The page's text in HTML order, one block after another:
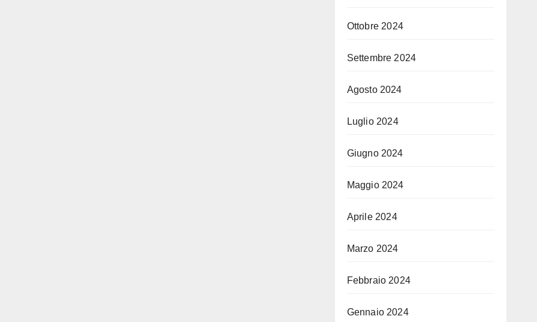
Ottobre 2024
Settembre 2024
Agosto 2024
Luglio 2024
Giugno 2024
Maggio 2024
Aprile 2024
Marzo 2024
Febbraio 2024
Gennaio 2024